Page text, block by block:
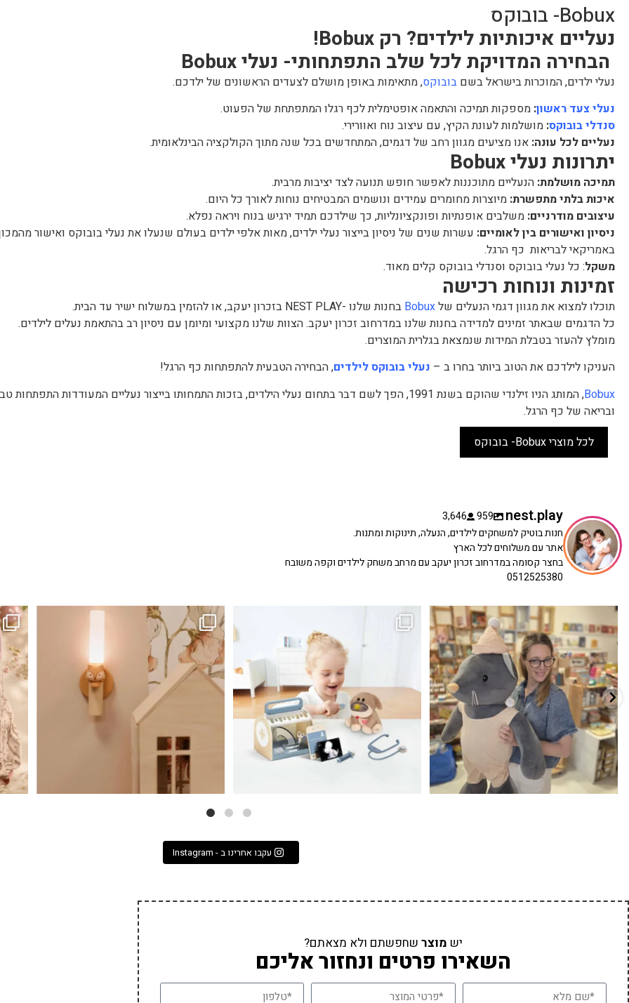
Bobux- בובוקס
נעליים איכותיות לילדים? רק Bobux!
הבחירה המדויקת לכל שלב התפתחותי- נעלי Bobux
נעלי ילדים, המוכרות בישראל בשם בובוקס, מתאימות באופן מושלם לצעדים הראשונים של ילדכם.
נעלי צעד ראשון: מספקות תמיכה והתאמה אופטימלית לכף רגלו המתפתחת של הפעוט.
סנדלי בובוקס: מושלמות לעונת הקיץ, עם עיצוב נוח ואוורירי.
נעליים לכל עונה: אנו מציעים מגוון רחב של דגמים, המתחדשים בכל שנה מתוך הקולקציה הבינלאומית.
יתרונות נעלי Bobux
תמיכה מושלמת: הנעליים מתוכננות לאפשר חופש תנועה לצד יציבות מרבית.
איכות בלתי מתפשרת: מיוצרות מחומרים עמידים ונושמים המבטיחים נוחות לאורך כל היום.
עיצובים מודרניים: משלבים אופנתיות ופונקציונליות, כך שילדכם תמיד ירגיש בנוח ויראה נפלא.
ניסיון ואישורים בין לאומיים: עשרות שנים של ניסיון בייצור נעלי ילדים, מאות אלפי ילדים בעולם שנעלו את נעלי בובוקס ואישור
באמריקאי לבריאות כף הרגל.
משקל: כל נעלי בובוקס וסנדלי בובוקס קלים מאוד.
זמינות ונוחות רכישה
תוכלו למצוא את מגוון דגמי הנעלים של
בחנות שלנו -NEST PLAY בזכרון יעקב, או להזמין במשלוח ישיר עד הבית.
כל הדגמים שבאתר זמינים למדידה בחנות שלנו במדרחוב זכרון יעקב. הצוות שלנו מקצועי ומיומן עם ניסיון רב בהתאמת נעלים לילדים.
מומלץ להעזר בטבלת המידות שנמצאת בגלרית המוצרים.
העניקו לילדכם את הטוב ביותר בחרו ב – נעלי בובוקס לילדים, הבחירה הטבעית להתפתחות כף הרגל!
Bobux
, המותג הניו זילנדי שהוקם בשנת 1991, הפך לשם דבר בתחום נעלי הילדים, בזכות התמחותו בייצור נעליים המעודדות התפתחות
ובריאה של כף הרגל.
לכל מוצרי Bobux- בובוקס
nest.play
959
3,646
חנות בוטיק למשחקים לילדים, הנעלה, תינוקות ומתנות.
אתר עם משלוחים לכל הארץ
בחצר קסומה במדרחוב זכרון יעקב עם מרחב משחק לילדים וקפה משובח
0512525380
גם פריט עיצובי לחדר, גם מנורת לילה מרגיעה, וגם...
0
7 0
כשפתחתי את החנות חלמתי ליצור מקום שהייתי
שמחה
39 16
עקבו אחרינו ב - Instagram
יש מוצר שחפשתם ולא מצאתם?
השאירו פרטים ונחזור אליכם